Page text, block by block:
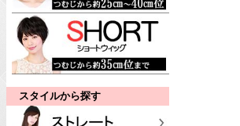
スタイルから探す